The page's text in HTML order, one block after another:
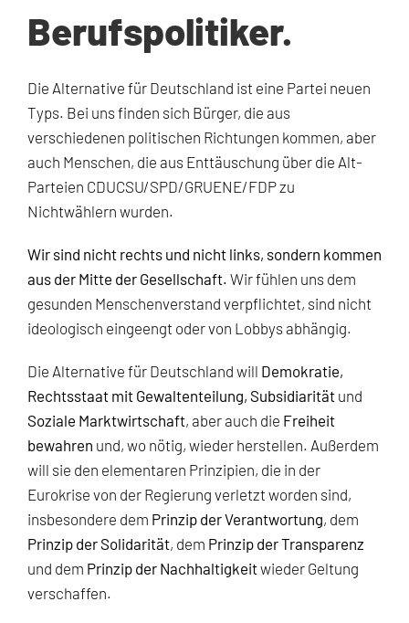
Berufspolitiker.
Die Alternative für Deutschland ist eine Partei neuen
Typs. Bei uns finden sich Bürger, die aus
verschiedenen politischen Richtungen kommen, aber
auch Menschen, die aus Enttäuschung über die Alt-
Parteien CDUCSU/SPD/GRUENE/FDP zu
Nichtwählern wurden.
Wir sind nicht rechts und nicht links, sondern kommen
aus der Mitte der Gesellschaft. Wir fühlen uns dem
gesunden Menschenverstand verpflichtet, sind nicht
ideologisch eingeengt oder von Lobbys abhängig.
Die Alternative für Deutschland will Demokratie,
Rechtsstaat mit Gewaltenteilung, Subsidiarität und
Soziale Marktwirtschaft, aber auch die Freiheit
bewahren und, wo nötig, wieder herstellen. Außerdem
will sie den elementaren Prinzipien, die in der
Eurokrise von der Regierung verletzt worden sind,
insbesondere dem Prinzip der Verantwortung, dem
Prinzip der Solidarität, dem Prinzip der Transparenz
und dem Prinzip der Nachhaltigkeitwieder Geltung
verschaffen.